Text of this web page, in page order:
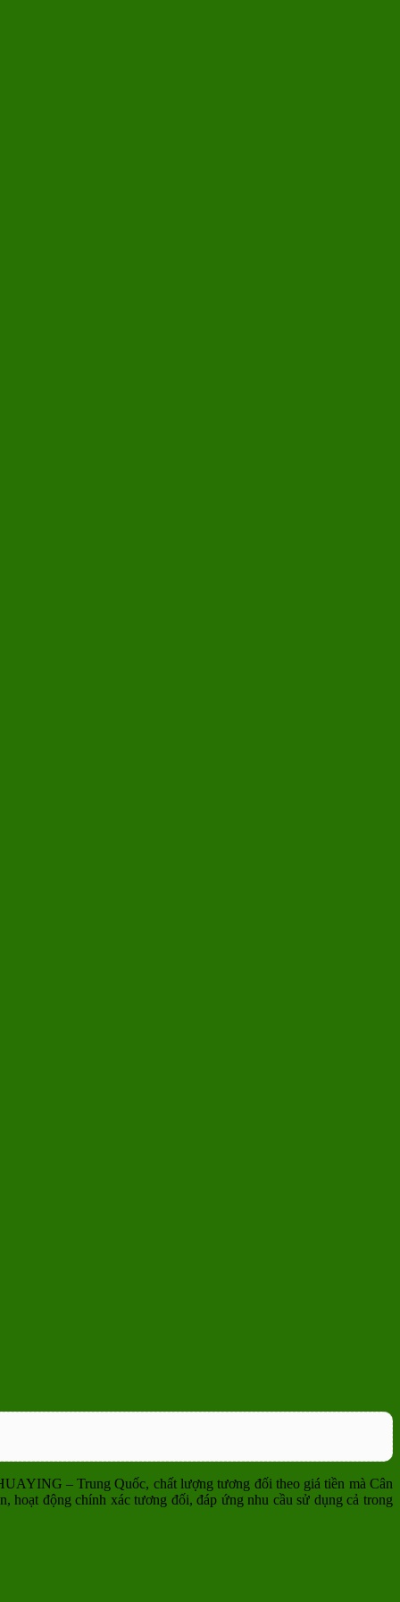
– Trung Quốc, chất lượng tương đối theo giá tiền mà Cân
hoạt động chính xác tương đối, đáp ứng nhu cầu sử dụng cả trong